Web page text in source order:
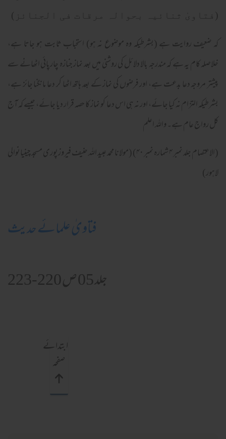
(فتاویٰ ثنائیہ بحوالہ مرقات فی الجنائز)
کہ ضعیف روایت ہے (بشرطیکہ وہ موضوع نہ ہو) استحباب ثابت ہو جاتا ہے،
خلاصلہ کام یہ ہے کہ مندرجہ بالا دلائل کی روشنی میں بعد نماز جنازہ چارپائی اٹھانے سے
پیشتر مروجہ دعا بدعت ہے، اور فرضوں کی نماز کے بعد ہاتھ اٹھا کر دعا مانگنا جائز ہے،
بشرطیکہ التزام نہ کیا جائے، اور نہ ہی اس دعا کو نماز کا حصہ قرار دیا جائے، جیسے کہ آج
کل رواج عام ہے۔ واللہ اعلم
(الاعتصام جلد نمبر ۴ شمارہ نمبر ۴۰) (مولانا محمد عبید اللہ حنیف فیروزپوری مسجد چینیانوالی
لاہور)
فتاویٰ علمائے حدیث
جلد 05 ص 220-223
ابتدائے
صفحہ